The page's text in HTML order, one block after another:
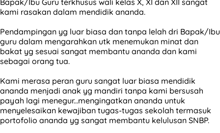
Bapak/Ibu Guru terkhusus wali kelas X, XI dan XII sangat
kami rasakan dalam mendidik ananda.
Pendampingan yg luar biasa dan tanpa lelah dri Bapak/Ibu
guru dalam mengarahkan utk menemukan minat dan
bakat yg sesuai sangat membantu ananda dan kami
sebagai orang tua.
Kami merasa peran guru sangat luar biasa mendidik
ananda menjadi anak yg mandiri tanpa kami bersusah
payah lagi menegur...mengingatkan ananda untuk
menyelesaikan kewajiban tugas-tugas sekolah termasuk
portofolio ananda yg sangat membantu kelulusan SNBP.